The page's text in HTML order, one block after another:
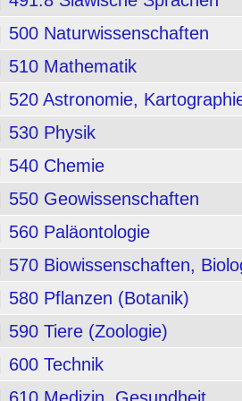
500 Naturwissenschaften
510 Mathematik
520 Astronomie,
530 Physik
540 Chemie
550 Geowissenschaften
560 Paläontologie
570 Biowissenschaften,
580 Pflanzen (Botanik)
590 Tiere (Zoologie)
600 Technik